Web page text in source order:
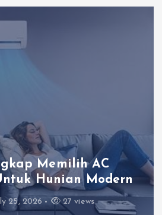
Memilih AC
Hunian Modern
25, 2026 27 views